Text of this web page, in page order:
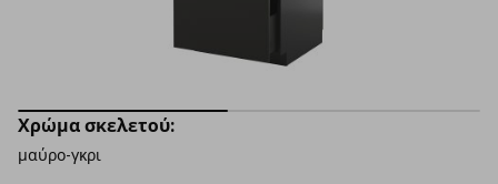
Χρώμα σκελετού:
μαύρο-γκρι